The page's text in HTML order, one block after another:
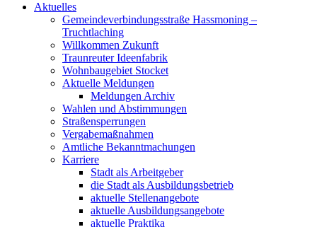
Aktuelles
Gemeindeverbindungsstraße Hassmoning –
Truchtlaching
Willkommen Zukunft
Traunreuter Ideenfabrik
Wohnbaugebiet Stocket
Aktuelle Meldungen
Meldungen Archiv
Wahlen und Abstimmungen
Straßensperrungen
Vergabemaßnahmen
Amtliche Bekanntmachungen
Karriere
Stadt als Arbeitgeber
die Stadt als Ausbildungsbetrieb
aktuelle Stellenangebote
aktuelle Ausbildungsangebote
aktuelle Praktika